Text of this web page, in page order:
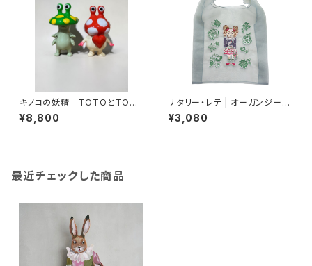
キノコの妖精 TOTOとTOM
OSHI
¥8,800
ナタリー・レテ | オーガンジーバ
ッグ | Organdy Bag Dog
¥3,080
最近チェックした商品